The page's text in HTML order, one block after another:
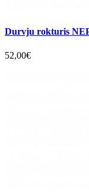
Durvju rokturis
52,00€